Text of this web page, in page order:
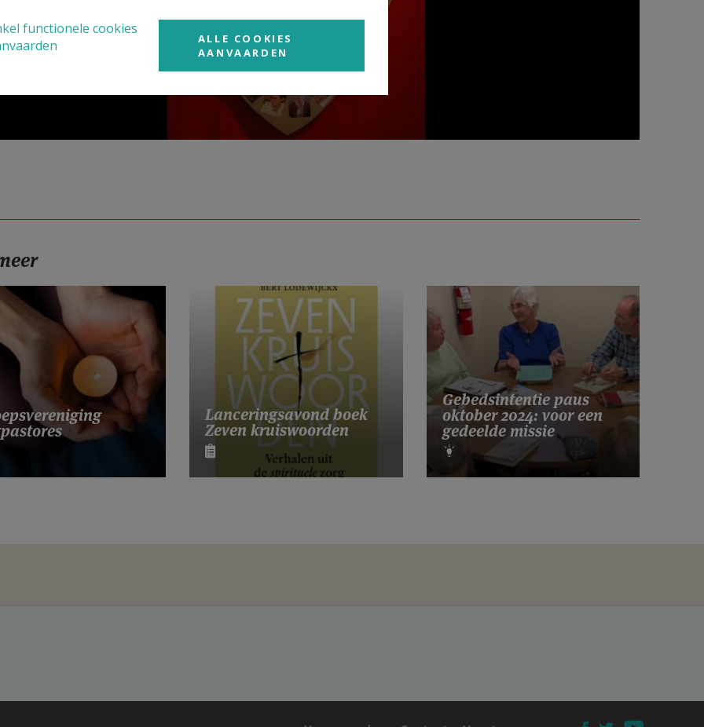
Lanceringsavond boek
Zeven kruiswoorden
Gebedsintentie paus
oktober 2024: voor een
gedeelde missie
functionele cookies
ALLE COOKIES
AANVAARDEN